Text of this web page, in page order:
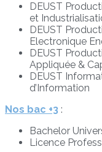
DEUST
et
DEUST
Electronique
DEUST
Appliquée &
DEUST
d’Information
Nos bac +3 :
Bachelor
Licence